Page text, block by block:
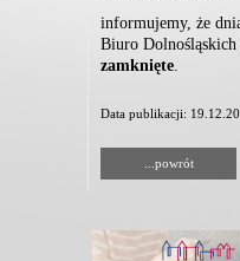
informujemy, że
Biuro Dolnośląskich
zamknięte.
Data publikacji:
...powrót